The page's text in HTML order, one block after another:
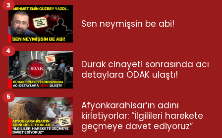
Sen neymişsin be abi!
3
Durak cinayeti sonrasında acı
detaylara ODAK ulaştı!
4
Afyonkarahisar’ın adını
kirletiyorlar: “İlgilileri harekete
geçmeye davet ediyoruz”
5